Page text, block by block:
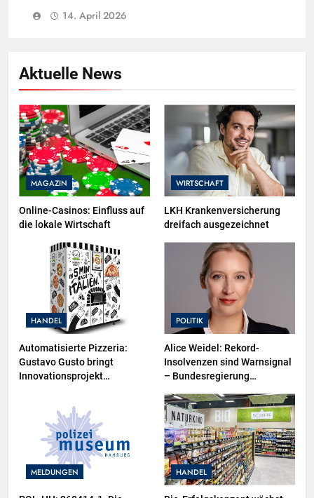
14. April 2026
Aktuelle News
MAGAZIN
Online-Casinos: Einfluss auf
die lokale Wirtschaft
WIRTSCHAFT
LKH Krankenversicherung
dreifach ausgezeichnet
HANDEL
Automatisierte Pizzeria:
Gustavo Gusto bringt
Innovationsprojekt
POLITIK
Alice Weidel: Rekord-
Insolvenzen sind Warnsignal
– Bundesregierung
Wirtschaftskrise
MELDUNGEN HANDEL